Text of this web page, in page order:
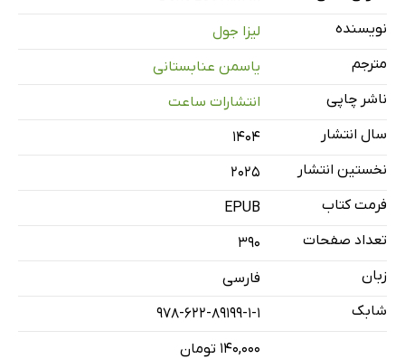
نویسنده
لیزا جول
مترجم
یاسمن عنابستانی
ناشر چاپی
انتشارات ساعت
سال انتشار
۱۴۰۴
نخستین انتشار
2025
فرمت کتاب
EPUB
تعداد صفحات
390
زبان
فارسی
شابک
978-622-89199-1-1
۱۴۰,۰۰۰ تومان